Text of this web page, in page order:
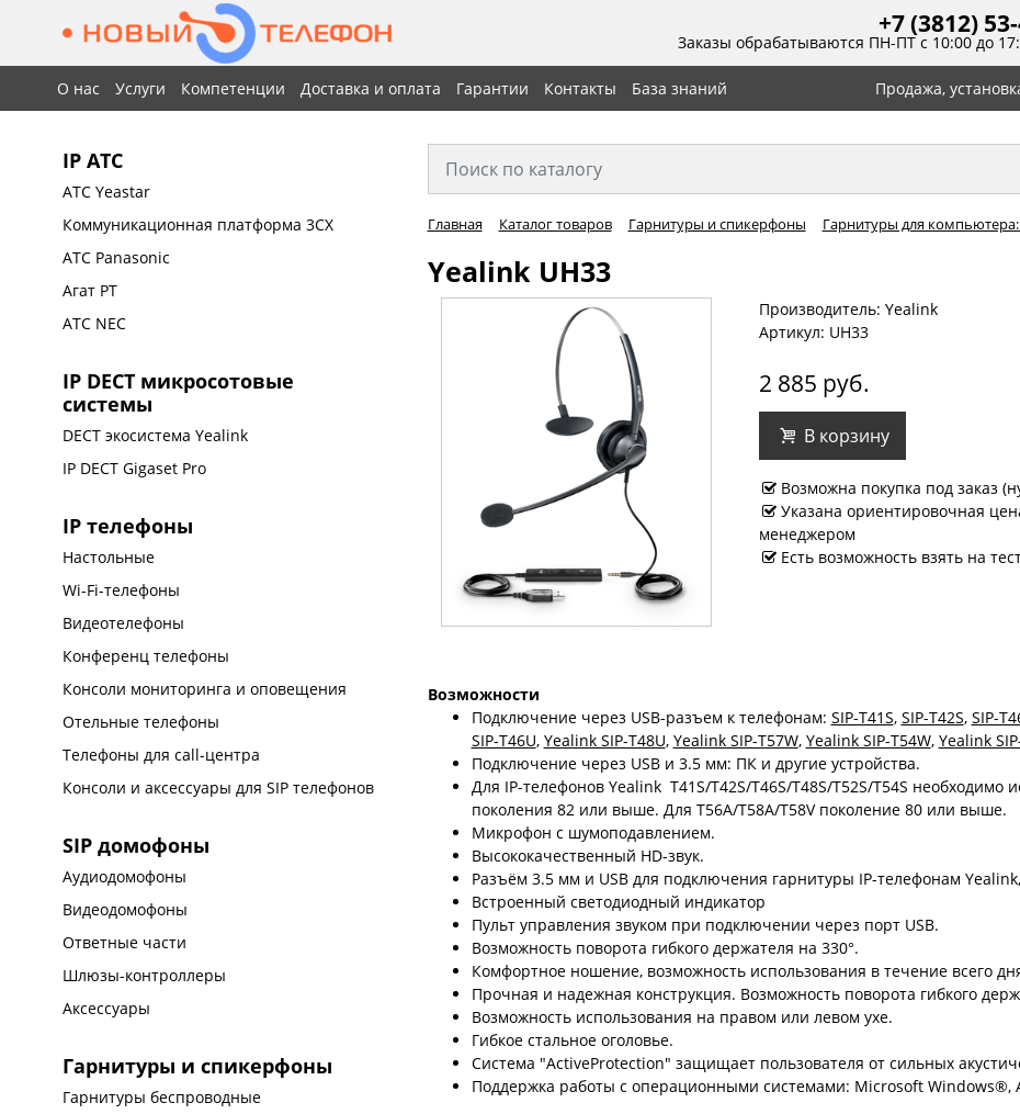
+7 (3812)
Заказы обрабатываются ПН-ПТ с 10:00 до
О нас Услуги Компетенции Доставка и оплата Гарантии Контакты База знаний Продажа,
IP АТС
АТС Yeastar
Коммуникационная платформа 3CX
АТС Panasonic
Агат РТ
АТС NEC
IP DECT микросотовые
системы
DECT экосистема Yealink
IP DECT Gigaset Pro
IP телефоны
Настольные
Wi-Fi-телефоны
Видеотелефоны
Конференц телефоны
Консоли мониторинга и оповещения
Отельные телефоны
Телефоны для call-центра
Консоли и аксессуары для SIP телефонов
SIP домофоны
Аудиодомофоны
Видеодомофоны
Ответные части
Шлюзы-контроллеры
Аксессуары
Гарнитуры и спикерфоны
Гарнитуры беспроводные
Главная Каталог товаров Гарнитуры и спикерфоны Гарнитуры для компьютера:
Yealink UH33
Производитель: Yealink
Артикул: UH33
2 885 руб.
В корзину
Возможна покупка под заказ
Указана ориентировочная
менеджером
Есть возможность взять на
Возможности
Подключение через USB-разъем к телефонам: SIP-T41S, SIP-T42S, SIP-
SIP-T46U, Yealink SIP-T48U, Yealink SIP-T57W, Yealink SIP-T54W, Yealink
Подключение через USB и 3.5 мм: ПК и другие устройства.
Для IP-телефонов Yealink T41S/T42S/T46S/T48S/T52S/T54S необходимо
поколения 82 или выше. Для T56A/T58A/T58V поколение 80 или выше.
Микрофон с шумоподавлением.
Высококачественный HD-звук.
Разъём 3.5 мм и USB для подключения гарнитуры IP-телефонам
Встроенный светодиодный индикатор
Пульт управления звуком при подключении через порт USB.
Возможность поворота гибкого держателя на 330°.
Комфортное ношение, возможность использования в течение всего
Прочная и надежная конструкция. Возможность поворота гибкого
Возможность использования на правом или левом ухе.
Гибкое стальное оголовье.
Система "ActiveProtection" защищает пользователя от сильных
Поддержка работы с операционными системами: Microsoft Windows®,